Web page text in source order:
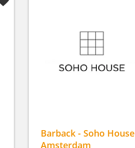
Barback - Soho House
Amsterdam